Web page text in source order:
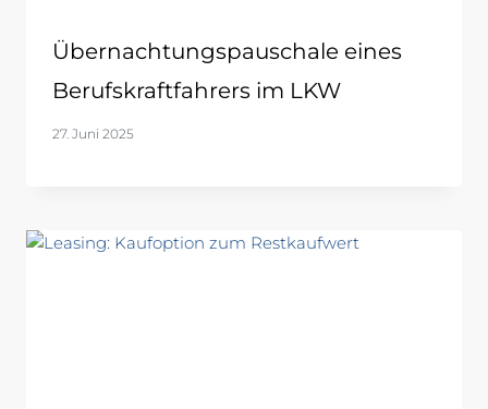
Übernachtungspauschale eines
Berufskraftfahrers im LKW
27. Juni 2025